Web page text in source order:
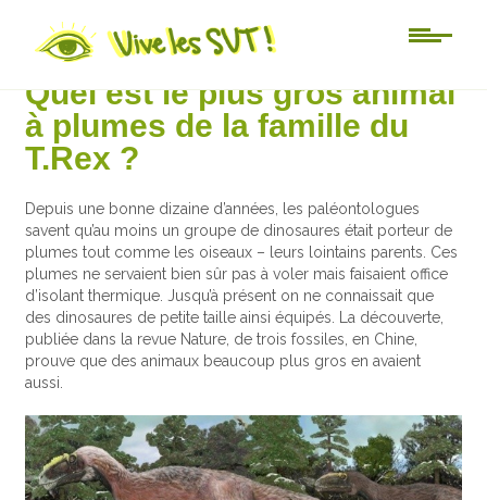
Actu-sciences
Quel est le plus gros animal
à plumes de la famille du
T.Rex ?
Depuis une bonne dizaine d’années, les paléontologues
savent qu’au moins un groupe de dinosaures était porteur de
plumes tout comme les oiseaux – leurs lointains parents. Ces
plumes ne servaient bien sûr pas à voler mais faisaient office
d’isolant thermique. Jusqu’à présent on ne connaissait que
des dinosaures de petite taille ainsi équipés. La découverte,
publiée dans la revue Nature, de trois fossiles, en Chine,
prouve que des animaux beaucoup plus gros en avaient
aussi.